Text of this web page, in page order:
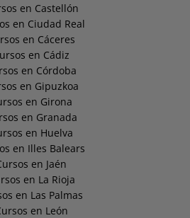
en Castellón
en Ciudad Real
en Cáceres
en Cádiz
en Córdoba
en Gipuzkoa
en Girona
en Granada
en Huelva
en Illes Balears
en Jaén
en La Rioja
en Las Palmas
en León